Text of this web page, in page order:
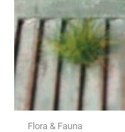
Flora & Fauna